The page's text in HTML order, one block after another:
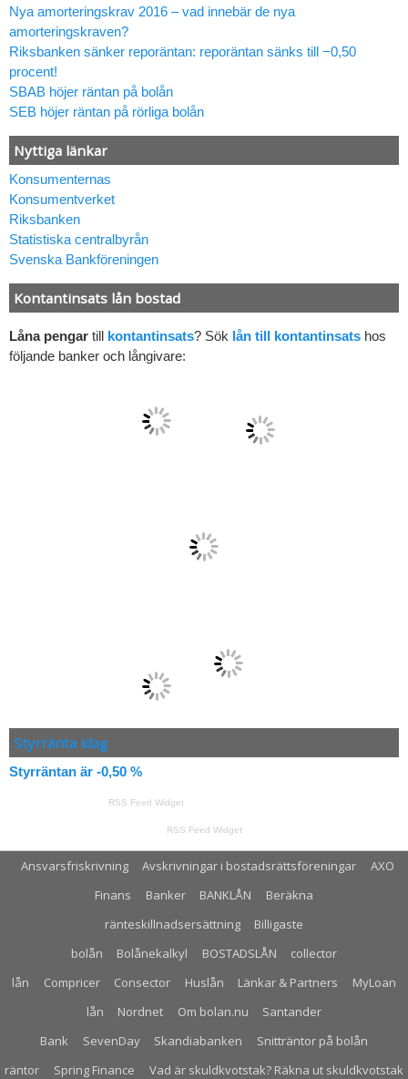
Nya amorteringskrav 2016 – vad innebär de nya
amorteringskraven?
Riksbanken sänker reporäntan: reporäntan sänks till −0,50
procent!
SBAB höjer räntan på bolån
SEB höjer räntan på rörliga bolån
Nyttiga länkar
Konsumenternas
Konsumentverket
Riksbanken
Statistiska centralbyrån
Svenska Bankföreningen
Kontantinsats lån bostad
Låna pengar till kontantinsats? Sök lån till kontantinsats hos
följande banker och långivare:
Styrränta idag
Styrräntan är -0,50 %
RSS Feed Widget
RSS Feed Widget
Ansvarsfriskrivning Avskrivningar i bostadsrättsföreningar
AXO
Finans
Banker BANKLÅN
Beräkna
ränteskillnadsersättning
Billigaste
bolån
Bolånekalkyl BOSTADSLÅN
collector
lån
Compricer Consector Huslån Länkar & Partners
MyLoan
lån
Nordnet Om bolan.nu
Santander
Bank
SevenDay Skandiabanken
Snitträntor på bolån
räntor
Spring Finance Vad är skuldkvotstak? Räkna ut skuldkvotstak